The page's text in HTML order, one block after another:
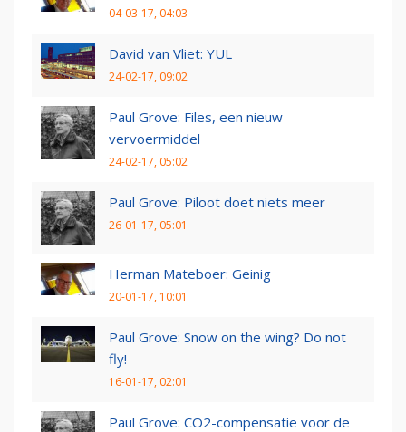
04-03-17, 04:03
David van Vliet: YUL
24-02-17, 09:02
Paul Grove: Files, een nieuw
vervoermiddel
24-02-17, 05:02
Paul Grove: Piloot doet niets meer
26-01-17, 05:01
Herman Mateboer: Geinig
20-01-17, 10:01
Paul Grove: Snow on the wing? Do not
fly!
16-01-17, 02:01
Paul Grove: CO2-compensatie voor de